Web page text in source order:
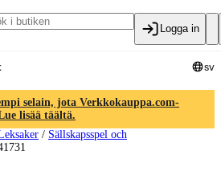
Logga in
sv
selain, jota Verkkokauppa.com-
lisää täältä.
/ Sällskapsspel och